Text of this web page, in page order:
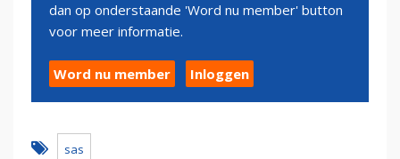
dan op onderstaande 'Word nu member' button
voor meer informatie.
Word nu member Inloggen
sas